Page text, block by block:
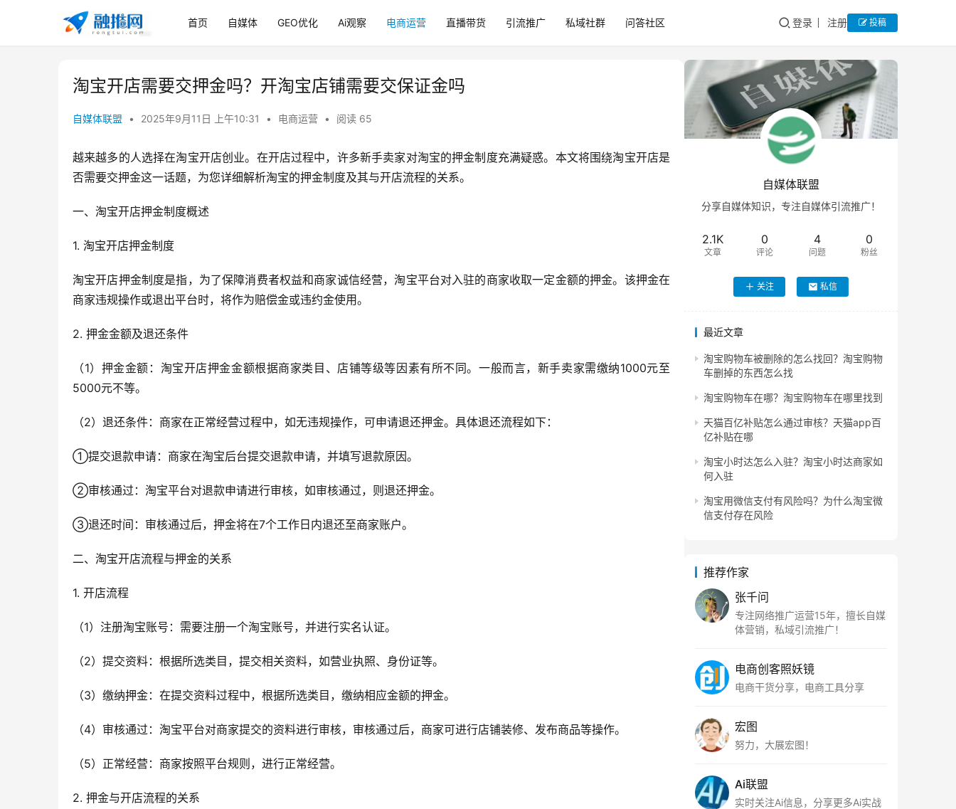
首页 自媒体 GEO优化 Ai观察 电商运营 直播带货 引流推广 私域社群 问答社区 登录 注册 投稿
淘宝开店需要交押金吗？开淘宝店铺需要交保证金吗
自媒体联盟 • 2025年9月11日 上午10:31 • 电商运营 • 阅读 65
越来越多的人选择在淘宝开店创业。在开店过程中，许多新手卖家对淘宝的押金制度充满疑惑。本文将围绕淘宝开店是
否需要交押金这一话题，为您详细解析淘宝的押金制度及其与开店流程的关系。
一、淘宝开店押金制度概述
1. 淘宝开店押金制度
淘宝开店押金制度是指，为了保障消费者权益和商家诚信经营，淘宝平台对入驻的商家收取一定金额的押金。该押金在
商家违规操作或退出平台时，将作为赔偿金或违约金使用。
2. 押金金额及退还条件
（1）押金金额：淘宝开店押金金额根据商家类目、店铺等级等因素有所不同。一般而言，新手卖家需缴纳1000元至
5000元不等。
（2）退还条件：商家在正常经营过程中，如无违规操作，可申请退还押金。具体退还流程如下：
①提交退款申请：商家在淘宝后台提交退款申请，并填写退款原因。
②审核通过：淘宝平台对退款申请进行审核，如审核通过，则退还押金。
③退还时间：审核通过后，押金将在7个工作日内退还至商家账户。
二、淘宝开店流程与押金的关系
1. 开店流程
（1）注册淘宝账号：需要注册一个淘宝账号，并进行实名认证。
（2）提交资料：根据所选类目，提交相关资料，如营业执照、身份证等。
（3）缴纳押金：在提交资料过程中，根据所选类目，缴纳相应金额的押金。
（4）审核通过：淘宝平台对商家提交的资料进行审核，审核通过后，商家可进行店铺装修、发布商品等操作。
（5）正常经营：商家按照平台规则，进行正常经营。
2. 押金与开店流程的关系
自媒体联盟
分享自媒体知识，专注自媒体引流推广！
2.1K
文章
0
评论
4
问题
0
粉丝
关注 私信
最近文章
淘宝购物车被删除的怎么找回？淘宝购物
车删掉的东西怎么找
淘宝购物车在哪？淘宝购物车在哪里找到
天猫百亿补贴怎么通过审核？天猫app百
亿补贴在哪
淘宝小时达怎么入驻？淘宝小时达商家如
何入驻
淘宝用微信支付有风险吗？为什么淘宝微
信支付存在风险
推荐作家
张千问
专注网络推广运营15年，擅长自媒
体营销，私域引流推广！
电商创客照妖镜
电商干货分享，电商工具分享
宏图
努力，大展宏图！
Ai联盟
实时关注Ai信息，分享更多Ai实战